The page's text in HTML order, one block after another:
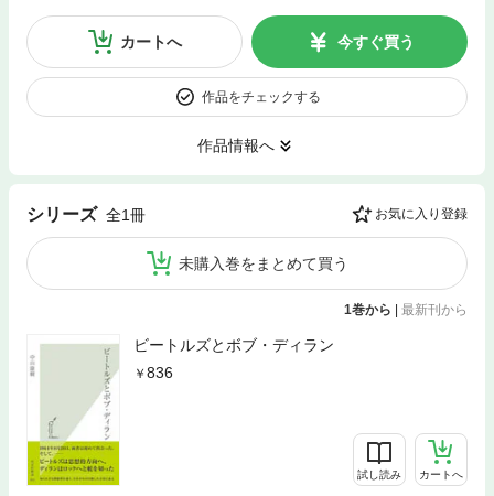
カートへ 今すぐ買う
作品をチェックする
作品情報へ
シリーズ 全1冊 お気に入り登録
未購入巻をまとめて買う
1巻から 最新刊から
ビートルズとボブ・ディラン
836
試し読み カートへ